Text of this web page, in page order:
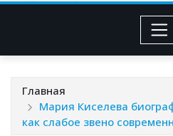
Главная
Мария Киселева
как слабое звено